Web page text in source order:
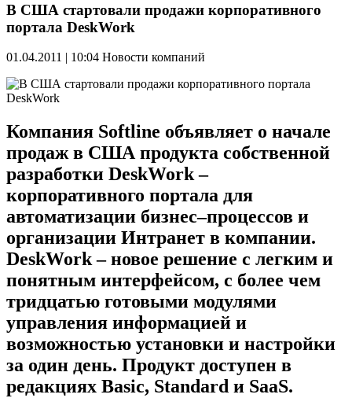
В США стартовали продажи корпоративного
портала DeskWork
01.04.2011 | 10:04 Новости компаний
Компания Softline объявляет о начале
продаж в США продукта собственной
разработки DeskWork –
корпоративного портала для
автоматизации бизнес–процессов и
организации Интранет в компании.
DeskWork – новое решение с легким и
понятным интерфейсом, с более чем
тридцатью готовыми модулями
управления информацией и
возможностью установки и настройки
за один день. Продукт доступен в
редакциях Basic, Standard и SaaS.